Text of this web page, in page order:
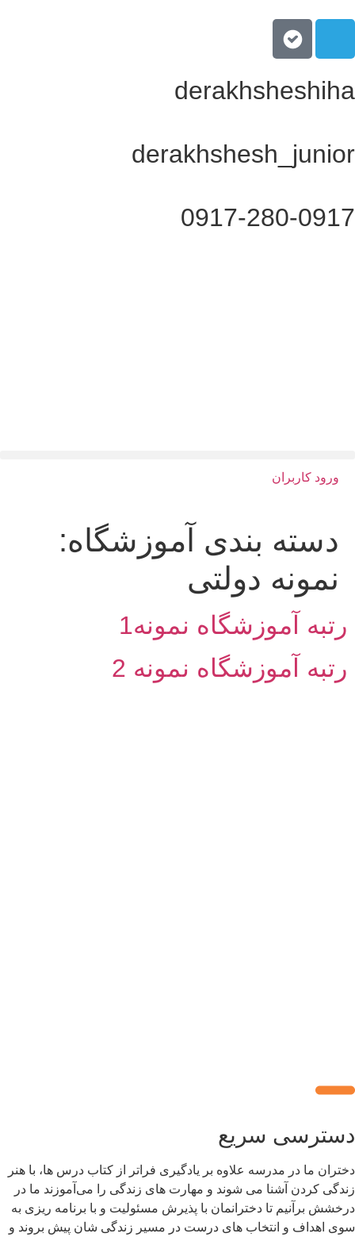
derakhsheshiha
derakhshesh_junior
0917-280-0917
ورود کاربران
دسته بندی آموزشگاه:
نمونه دولتی
رتبه آموزشگاه نمونه1
رتبه آموزشگاه نمونه 2
دسترسی سریع
دختران ما در مدرسه علاوه بر یادگیری فراتر از کتاب درس ها، با هنر
زندگی کردن آشنا می شوند و مهارت های زندگی را می‌آموزند ما در
درخشش برآنیم تا دخترانمان با پذیرش مسئولیت و با برنامه ریزی به
سوی اهداف و انتخاب های درست در مسیر زندگی شان پیش بروند و